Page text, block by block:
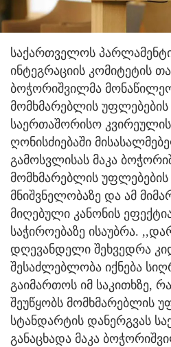
საქართველოს
ინტეგრაციის კომიტეტის
ბოჭორიშვილმა
მომხმარებლის უფლებების
საერთაშორისო კვირეულის
ღონისძიებაში
გამოსვლისას მაკა
მომხმარებლის უფლებების
მნიშვნელობაზე და ამ
მიღებული კანონის
საჭიროებაზე ისაუბრა.
დღევანდელი შეხვედრა
შესაძლებლობა იქნება
გაიმართოს იმ საკითხზე,
შეუწყობს მომხმარებლის
სტანდარტის დანერგვას
განაცხადა მაკა